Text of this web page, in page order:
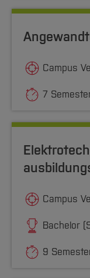
Forschung
Team
Service
Aktuelles
Forschung
International
Service
BO Shop
Wahlen
qed-
Campus
7
Campus
Bachelor
9